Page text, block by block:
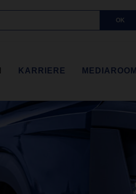
OK
KARRIERE MEDIAROOM